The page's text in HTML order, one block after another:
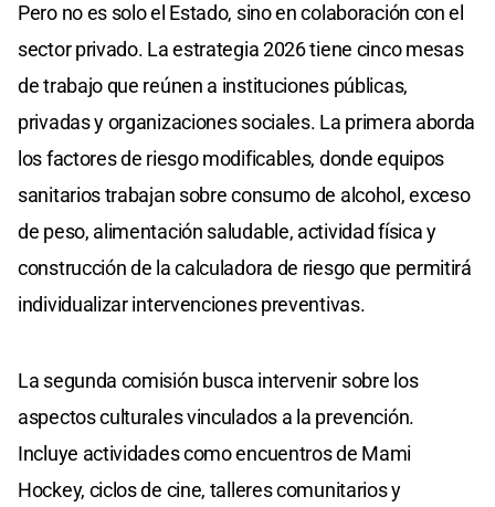
Pero no es solo el Estado, sino en colaboración con el
sector privado. La estrategia 2026 tiene cinco mesas
de trabajo que reúnen a instituciones públicas,
privadas y organizaciones sociales. La primera aborda
los factores de riesgo modificables, donde equipos
sanitarios trabajan sobre consumo de alcohol, exceso
de peso, alimentación saludable, actividad física y
construcción de la calculadora de riesgo que permitirá
individualizar intervenciones preventivas.
La segunda comisión busca intervenir sobre los
aspectos culturales vinculados a la prevención.
Incluye actividades como encuentros de Mami
Hockey, ciclos de cine, talleres comunitarios y